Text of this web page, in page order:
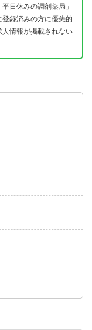
日休みの調剤薬局」
録済みの方に優先的
情報が掲載されない